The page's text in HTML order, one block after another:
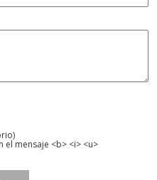
el mensaje <b> <i> <u>